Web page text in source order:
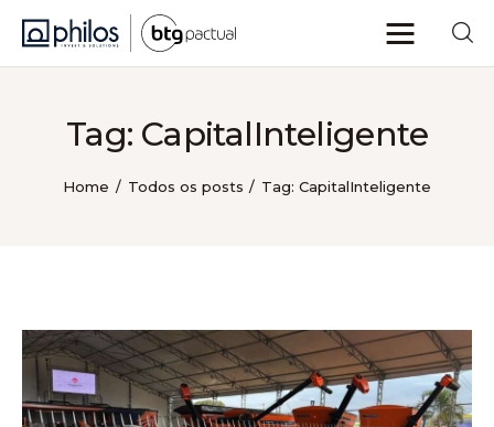
Tag: CapitalInteligente
Home Todos os posts Tag: CapitalInteligente
Philos Insights
Voltar ao site